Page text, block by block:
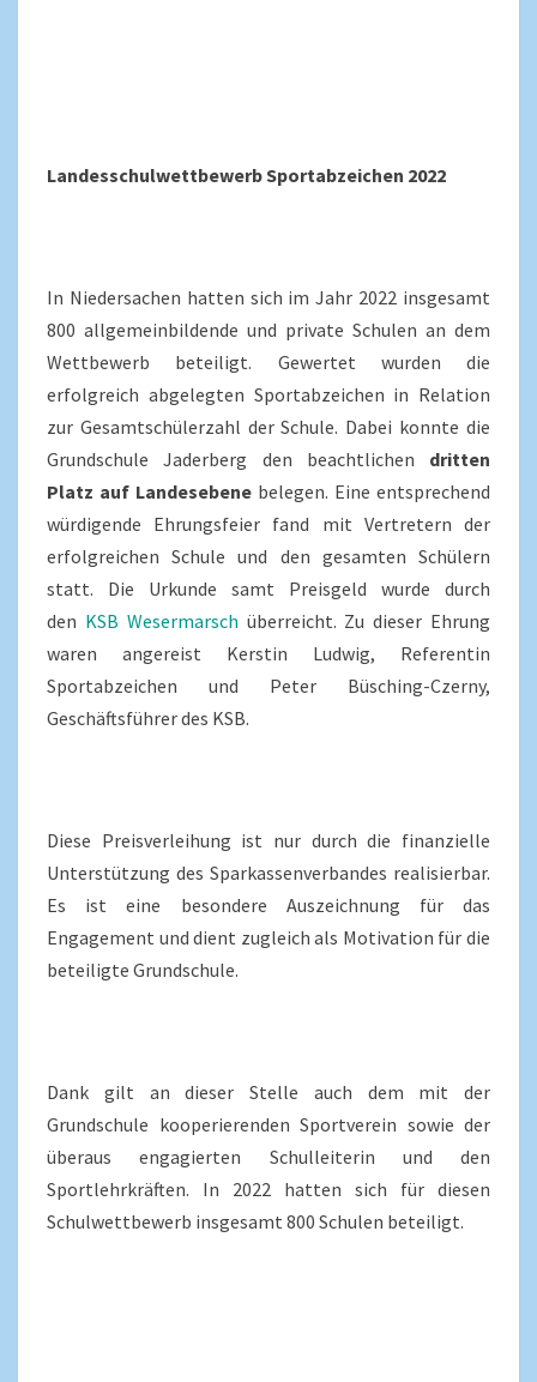
Landesschulwettbewerb Sportabzeichen 2022
In Niedersachen hatten sich im Jahr 2022 insgesamt
800 allgemeinbildende und private Schulen an dem
Wettbewerb beteiligt. Gewertet wurden die
erfolgreich abgelegten Sportabzeichen in Relation
zur Gesamtschülerzahl der Schule. Dabei konnte die
Grundschule Jaderberg den beachtlichen dritten
Platz auf Landesebene belegen. Eine entsprechend
würdigende Ehrungsfeier fand mit Vertretern der
erfolgreichen Schule und den gesamten Schülern
statt. Die Urkunde samt Preisgeld wurde durch
den KSB Wesermarsch überreicht. Zu dieser Ehrung
waren angereist Kerstin Ludwig, Referentin
Sportabzeichen und Peter Büsching-Czerny,
Geschäftsführer des KSB.
Diese Preisverleihung ist nur durch die finanzielle
Unterstützung des Sparkassenverbandes realisierbar.
Es ist eine besondere Auszeichnung für das
Engagement und dient zugleich als Motivation für die
beteiligte Grundschule.
Dank gilt an dieser Stelle auch dem mit der
Grundschule kooperierenden Sportverein sowie der
überaus engagierten Schulleiterin und den
Sportlehrkräften. In 2022 hatten sich für diesen
Schulwettbewerb insgesamt 800 Schulen beteiligt.